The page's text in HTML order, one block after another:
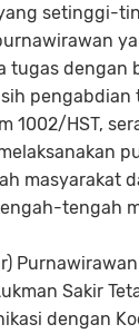
setinggi-
tugas dengan
pengabdian
1002/HST,
masyarakat
tengah
Sakir
dengan